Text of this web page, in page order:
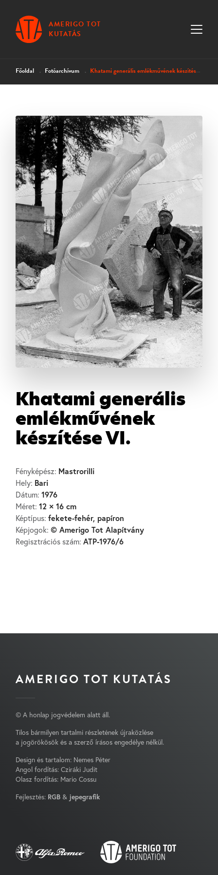
AMERIGO TOT
KUTATÁS
Főoldal Fotóarchívum Khatami generális emlékművének készítése VI.
Khatami generális
emlékművének
készítése VI.
Fényképész: Mastrorilli
Hely: Bari
Dátum: 1976
Méret: 12 × 16 cm
Képtípus: fekete-fehér, papíron
Képjogok: © Amerigo Tot Alapítvány
Regisztrációs szám: ATP-1976/6
AMERIGO TOT KUTATÁS
© A honlap jogvédelem alatt áll.
Tilos bármilyen tartalmi részletének újraközlése
a jogörökösök és a szerző írásos engedélye nélkül.
Design és tartalom: Nemes Péter
Angol fordítás: Cziráki Judit
Olasz fordítás: Mario Cossu
Fejlesztés: RGB & jepegrafik